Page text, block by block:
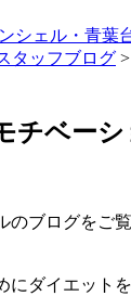
シェル・青葉
タッフブログ >
チベー
のブログをご
にダイエット